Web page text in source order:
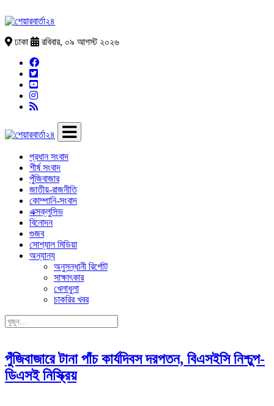
ঢাকা রবিবার, ০৯ আগস্ট ২০২৬
প্রধান সংবাদ
শীর্ষ সংবাদ
পুঁজিবাজার
জাতীয়-রাজনীতি
কোম্পানি-সংবাদ
এক্সক্লুসিভ
বিনোদন
গুজব
সোশ্যাল মিডিয়া
অন্যান্য
অনুসন্ধানী রির্পোট
সাক্ষাৎকার
খেলাধুলা
চাকরির খবর
পুঁজিবাজারে টানা পাঁচ কার্যদিবস দরপতন, বিএসইসি নিশ্চুপ-
ডিএসই নিস্ক্রিয়